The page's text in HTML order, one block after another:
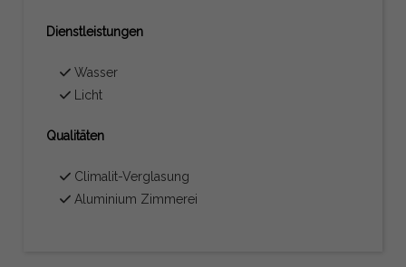
Dienstleistungen
Wasser
Licht
Qualitäten
Climalit-Verglasung
Aluminium Zimmerei